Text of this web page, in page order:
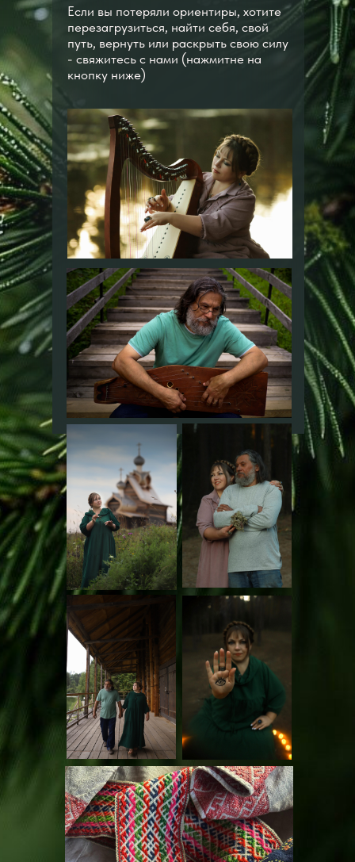
Если вы потеряли ориентиры, хотите
перезагрузиться, найти себя, свой
путь, вернуть или раскрыть свою силу
- свяжитесь с нами (нажмитне на
кнопку ниже)